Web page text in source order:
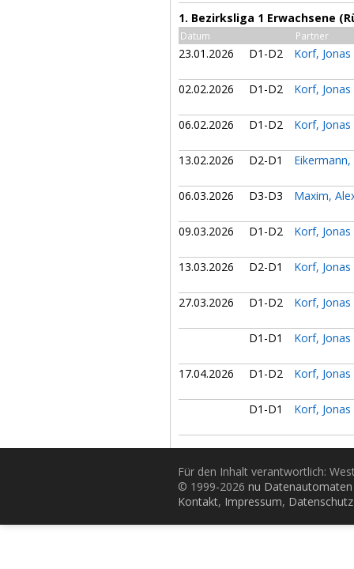
1. Bezirksliga 1 Erwachsene
Datum Partner
23.01.2026 D1-D2 Korf, Jonas
02.02.2026 D1-D2 Korf, Jonas
06.02.2026 D1-D2 Korf, Jonas
13.02.2026 D2-D1
06.03.2026 D3-D3 Maxim,
09.03.2026 D1-D2 Korf, Jonas
13.03.2026 D2-D1 Korf, Jonas
27.03.2026 D1-D2 Korf, Jonas
D1-D1 Korf, Jonas
17.04.2026 D1-D2 Korf, Jonas
D1-D1 Korf, Jonas
Für den Inhalt verantwortlich:
© 1999-2026 nu
Kontakt, Impressum, Datenschutz